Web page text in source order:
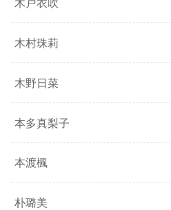
木戸衣吹
木村珠莉
木野日菜
本多真梨子
本渡楓
朴璐美